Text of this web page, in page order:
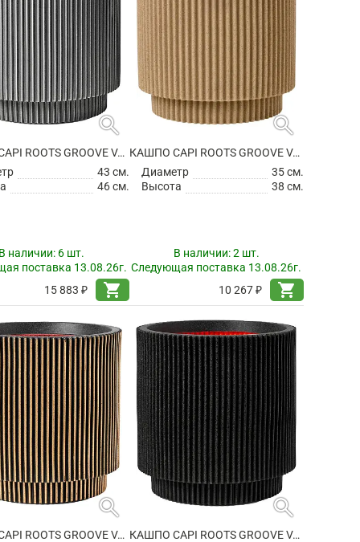
search
КАШПО CAPI ROOTS GROOVE VASE CYLINDER ANTHRACITE
43 см.
46 см.
наличии: 6 шт.
поставка 13.08.26г.
15 883 ₽
shopping_cart
search
КАШПО CAPI ROOTS GROOVE VASE CYLINDER BEIGE
Диаметр
35 см.
Высота
38 см.
В наличии:2 шт.
Следующая поставка 13.08.26г.
10 267 ₽
shopping_cart
search
КАШПО CAPI ROOTS GROOVE VASE CYLINDER BLACK GOLD
search
КАШПО CAPI ROOTS GROOVE VASE CYLINDER BLACK